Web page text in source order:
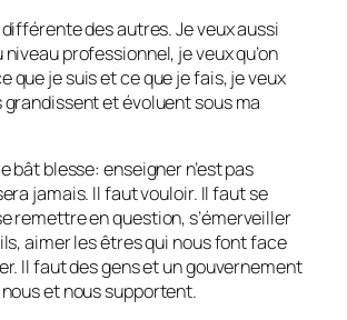
des autres. Je veux aussi
professionnel, je veux qu’on
que je suis et ce que je fais, je veux
grandissent et évoluent sous ma
bât blesse: enseigner n’est pas
jamais. Il faut vouloir. Il faut se
remettre en question, s’émerveiller
aimer les êtres qui nous font face
Il faut des gens et un gouvernement
et nous supportent.